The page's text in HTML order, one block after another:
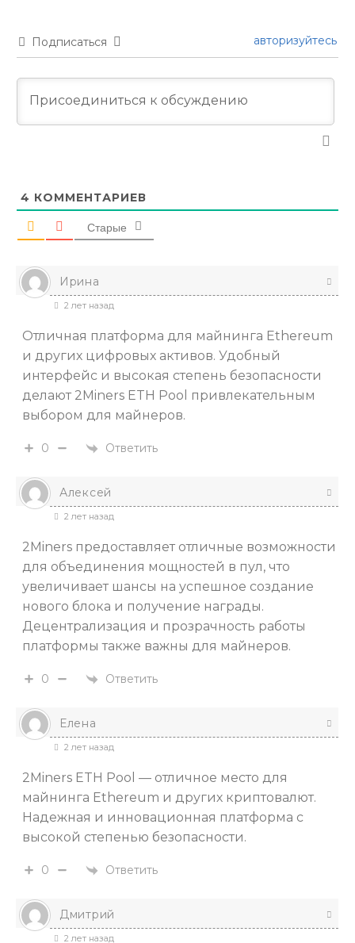
Подписаться авторизуйтесь
4 КОММЕНТАРИЕВ
Старые
Ирина
2 лет назад
Отличная платформа для майнинга Ethereum
и других цифровых активов. Удобный
интерфейс и высокая степень безопасности
делают 2Miners ETH Pool привлекательным
выбором для майнеров.
0 Ответить
Алексей
2 лет назад
2Miners предоставляет отличные возможности
для объединения мощностей в пул, что
увеличивает шансы на успешное создание
нового блока и получение награды.
Децентрализация и прозрачность работы
платформы также важны для майнеров.
0 Ответить
Елена
2 лет назад
2Miners ETH Pool — отличное место для
майнинга Ethereum и других криптовалют.
Надежная и инновационная платформа с
высокой степенью безопасности.
0 Ответить
Дмитрий
2 лет назад